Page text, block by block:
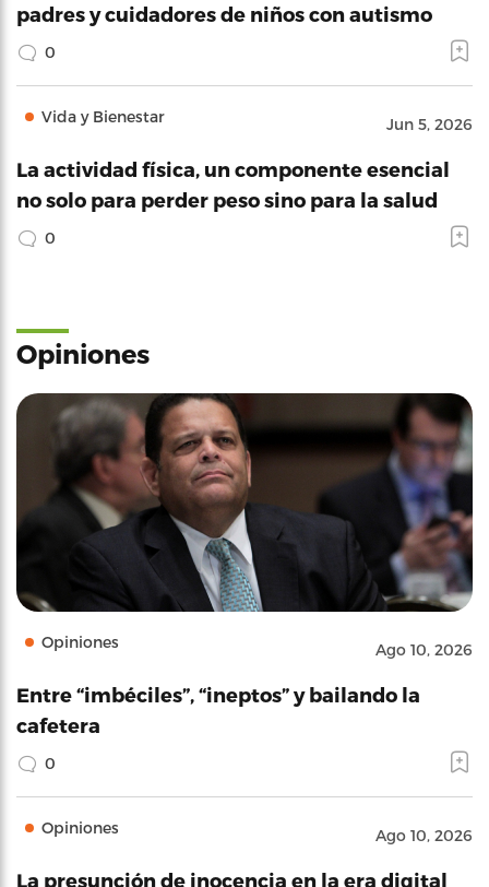
padres y cuidadores de niños con autismo
0
Vida y Bienestar Jun 5, 2026
La actividad física, un componente esencial
no solo para perder peso sino para la salud
0
Opiniones
Opiniones Ago 10, 2026
Entre “imbéciles”, “ineptos” y bailando la
cafetera
0
Opiniones Ago 10, 2026
La presunción de inocencia en la era digital